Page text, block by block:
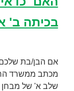
בכיתה ב'
אם הבן/בת שלכם
מכתב ממשרד
שלב א' של מבחן